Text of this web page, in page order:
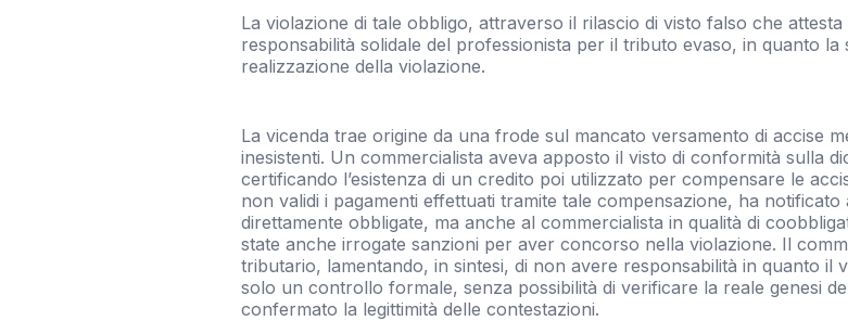
La violazione di tale obbligo, attraverso il rilascio di visto falso che
responsabilità solidale del professionista per il tributo evaso, in quanto
realizzazione della violazione.
La vicenda trae origine da una frode sul mancato versamento di accise
inesistenti. Un commercialista aveva apposto il visto di conformità sulla
certificando l’esistenza di un credito poi utilizzato per compensare le
non validi i pagamenti effettuati tramite tale compensazione, ha
direttamente obbligate, ma anche al commercialista in qualità di
state anche irrogate sanzioni per aver concorso nella violazione. Il
tributario, lamentando, in sintesi, di non avere responsabilità in quanto
solo un controllo formale, senza possibilità di verificare la reale genesi
confermato la legittimità delle contestazioni.